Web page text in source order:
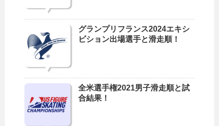
グランプリフランス2024エキシ
ビション出場選手と滑走順！
全米選手権2021男子滑走順と試
合結果！